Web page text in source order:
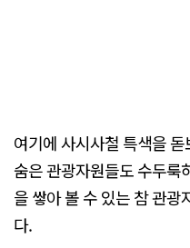
여기에 사시사철 특색을
숨은 관광자원들도 수두룩
을 쌓아 볼 수 있는 참 관
다.